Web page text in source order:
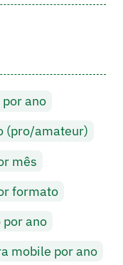
ano
(pro/amateur)
mês
formato
ano
mobile por ano